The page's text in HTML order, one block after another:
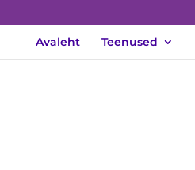
Avaleht Teenused